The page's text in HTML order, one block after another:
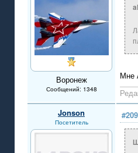
Воронеж
Сообщений: 1348
Мне
Jonson
Посетитель
#209